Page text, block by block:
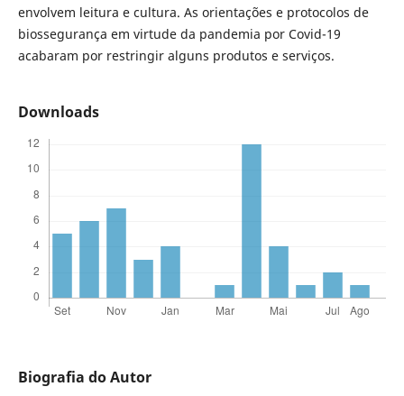
envolvem leitura e cultura. As orientações e protocolos de
biossegurança em virtude da pandemia por Covid-19
acabaram por restringir alguns produtos e serviços.
Downloads
Biografia do Autor